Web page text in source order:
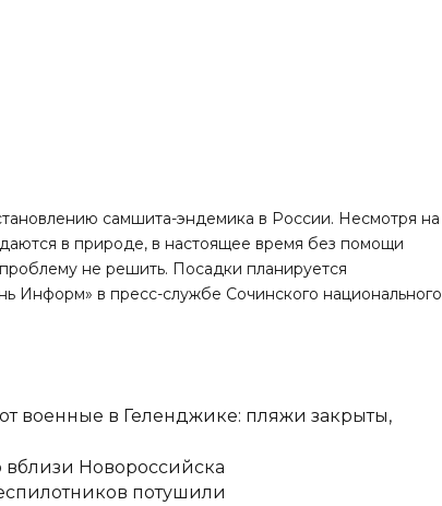
самшита-эндемика в России. Несмотря на
в природе, в настоящее время без помощи
не решить. Посадки планируется
Информ» в пресс-службе Сочинского национального
военные в Геленджике: пляжи закрыты,
Новороссийска
потушили